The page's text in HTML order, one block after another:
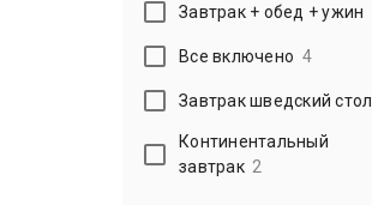
Завтрак + обед + ужин
Все включено 4
Завтрак шведский стол
Континентальный
завтрак 2